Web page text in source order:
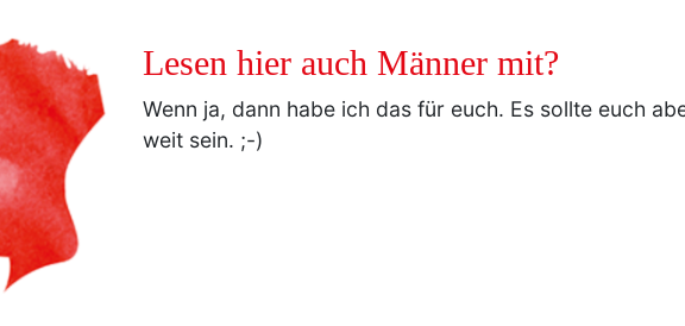
Lesen hier auch Männer mit?
Wenn ja, dann habe ich das für euch. Es sollte euch
weit sein. ;-)